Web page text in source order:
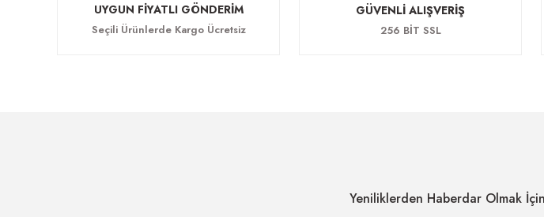
UYGUN FİYATLI GÖNDERİM
Seçili Ürünlerde Kargo Ücretsiz
GÜVENLİ ALIŞVERİŞ
256 BİT SSL
Yeniliklerden Haberdar Olmak